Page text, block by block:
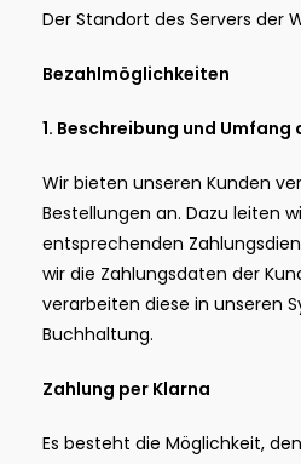
Der Standort des Servers der
Bezahlmöglichkeiten
1. Beschreibung und
Wir bieten unseren Kunden
Bestellungen an. Dazu leiten
entsprechenden
wir die Zahlungsdaten der
verarbeiten diese in unseren
Buchhaltung.
Zahlung per Klarna
Es besteht die Möglichkeit,